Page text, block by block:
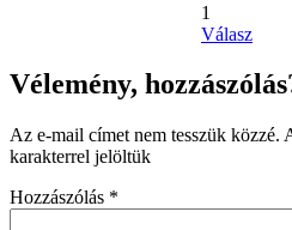
1
Válasz
Vélemény,
Az e-mail címet nem tesszük közzé.
karakterrel jelöltük
Hozzászólás *